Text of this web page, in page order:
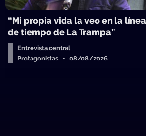
“Mi propia vida la veo en la línea
de tiempo de La Trampa”
Entrevista central
Protagonistas • 08/08/2026